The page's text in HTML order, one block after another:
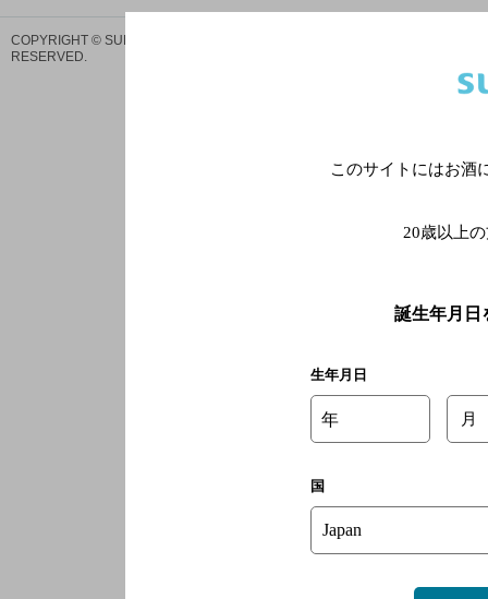
COPYRIGHT © SUNTORY HOLDINGS LIMITED.
RESERVED.
このサイトにはお酒
20歳以上
誕生年月日
生年月日
年 月
国